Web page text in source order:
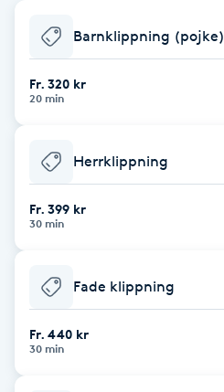
Babylights
Balayage
Barber
BIAB
Blowout
Barnklippning (pojke)
Fr. 320 kr
20 min
Herrklippning
Fr. 399 kr
30 min
Fade klippning
Fr. 440 kr
30 min